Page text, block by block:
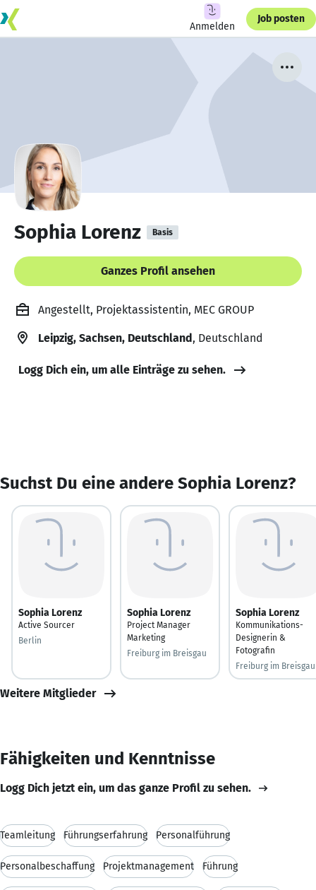
Anmelden
Job posten
Sophia Lorenz Basis
Ganzes Profil ansehen
Angestellt, Projektassistentin, MEC GROUP
Leipzig, Sachsen, Deutschland, Deutschland
Logg Dich ein, um alle Einträge zu sehen.
Suchst Du eine andere Sophia Lorenz?
Sophia Lorenz
Active Sourcer
Berlin
Sophia Lorenz
Project Manager
Marketing
Freiburg im Breisgau
Sophia Lorenz
Kommunikations-
Designerin &
Fotografin
Freiburg im Breisgau
Weitere Mitglieder
Fähigkeiten und Kenntnisse
Logg Dich jetzt ein, um das ganze Profil zu sehen.
Teamleitung Führungserfahrung Personalführung
Personalbeschaffung Projektmanagement Führung